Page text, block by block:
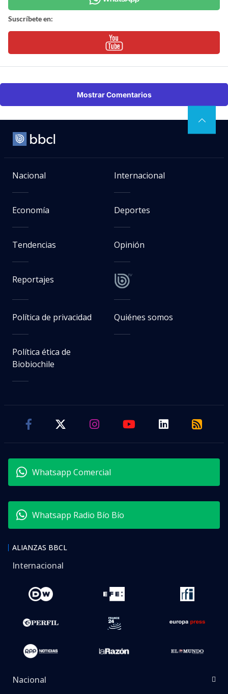
Suscríbete en:
Mostrar Comentarios
Nacional Internacional
Economía Deportes
Tendencias Opinión
Reportajes
Política de privacidad Quiénes somos
Política ética de
Biobiochile
Whatsapp Comercial
Whatsapp Radio Bío Bío
ALIANZAS BBCL
Internacional
Nacional